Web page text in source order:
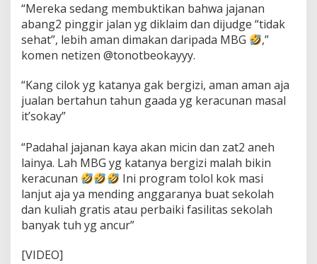
“Mereka sedang membuktikan bahwa jajanan
abang2 pinggir jalan yg diklaim dan dijudge “tidak
sehat”, lebih aman dimakan daripada MBG
,”
komen netizen @tonotbeokayyy.
“Kang cilok yg katanya gak bergizi, aman aman aja
jualan bertahun tahun gaada yg keracunan masal
it’sokay”
“Padahal jajanan kaya akan micin dan zat2 aneh
lainya. Lah MBG yg katanya bergizi malah bikin
keracunan
Ini program tolol kok masi
lanjut aja ya mending anggaranya buat sekolah
dan kuliah gratis atau perbaiki fasilitas sekolah
banyak tuh yg ancur”
[VIDEO]